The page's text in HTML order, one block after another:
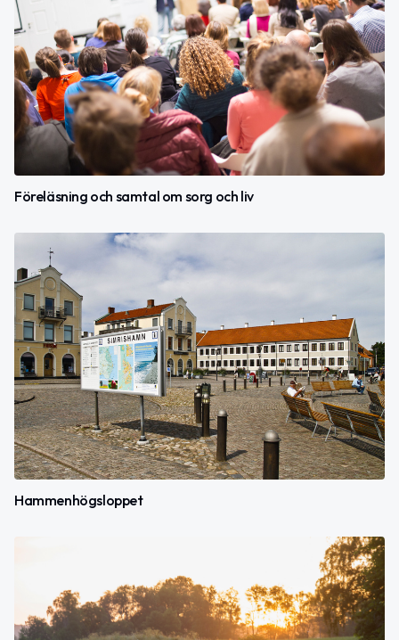
Föreläsning och samtal om sorg och liv
Hammenhögsloppet